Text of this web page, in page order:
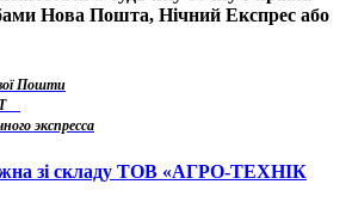
Нова Пошта, Нічний Експрес або
Пошти
экспресса
зі складу ТОВ «АГРО-ТЕХНІК